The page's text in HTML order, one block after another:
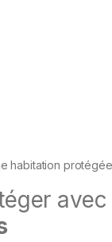
habitation